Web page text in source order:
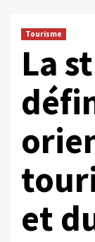
Tourisme
La
et